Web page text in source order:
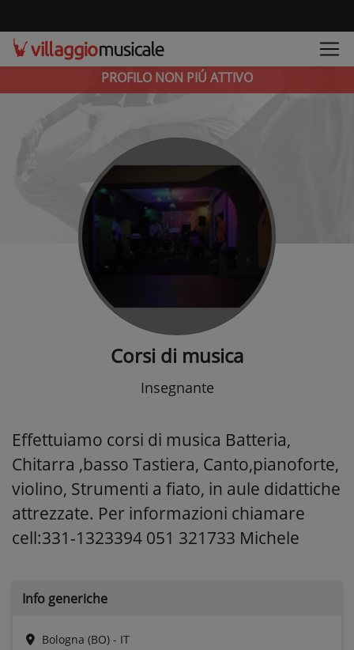
PROFILO NON PIÚ ATTIVO
Corsi di musica
Insegnante
Effettuiamo corsi di musica Batteria,
Chitarra ,basso Tastiera, Canto,pianoforte,
violino, Strumenti a fiato, in aule didattiche
attrezzate. Per informazioni chiamare
cell:331-1323394 051 321733 Michele
Info generiche
Bologna (BO) - IT